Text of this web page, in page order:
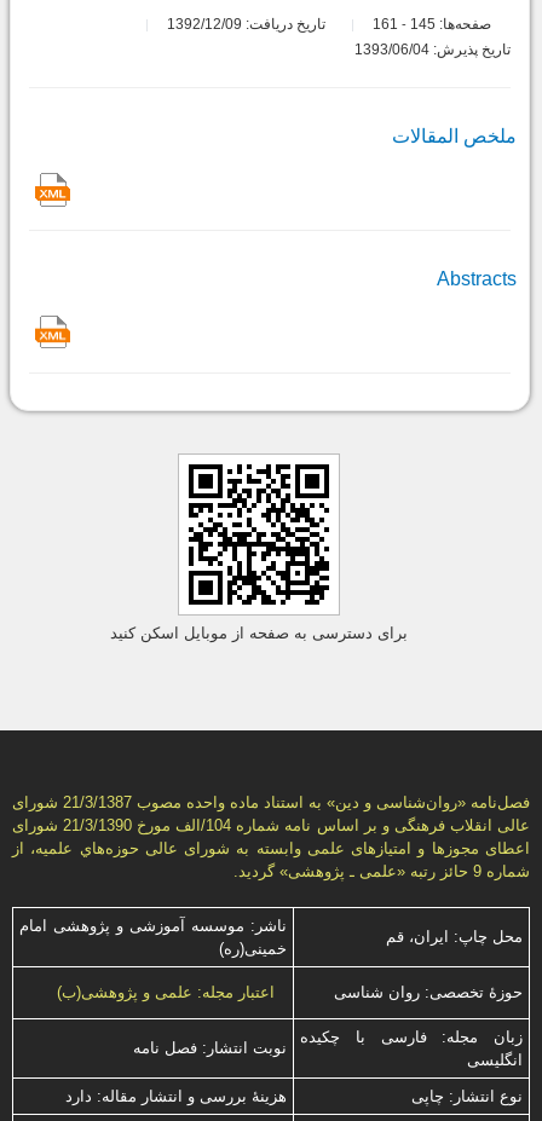
صفحه‌ها: 145
-
تاریخ دریافت: 1392/12/09
تاریخ پذیرش: 1393/06/04
ملخص المقالات
Abstracts
برای دسترسی به صفحه از موبایل اسکن کنید
فصل‌نامه «روان‌شناسی و دين» به استناد ماده واحده مصوب 21/3/1387 شورای
عالی انقلاب فرهنگی و بر اساس نامه شماره 104/الف مورخ 21/3/1390 شورای
اعطای مجوزها و امتيازهای علمی وابسته به شورای عالی حوزه‌هاي علميه، از
شماره 9 حائز رتبه «علمی ـ پژوهشی» گرديد.
محل چاپ: ایران، قم
ناشر: موسسه آموزشی و پژوهشی امام
خمینی(ره)
حوزۀ تخصصی: روان شناسی اعتبار مجله: علمی و پژوهشی(ب)
زبان مجله: فارسی با چكیده
انگلیسی
نوبت انتشار: فصل نامه
نوع انتشار: چاپی
هزینۀ بررسی و انتشار مقاله: دارد